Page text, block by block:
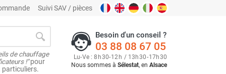
Suivi SAV / pièces
de chauffage
!"pour
particuliers.
Besoin d'un conseil ?
03 88 08 67 05
Lu-Ve : 8h30-12h / 13h30-17h30
Nous sommes à Sélestat, en Alsace